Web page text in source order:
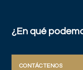
¿En qué
CONTÁCTENOS